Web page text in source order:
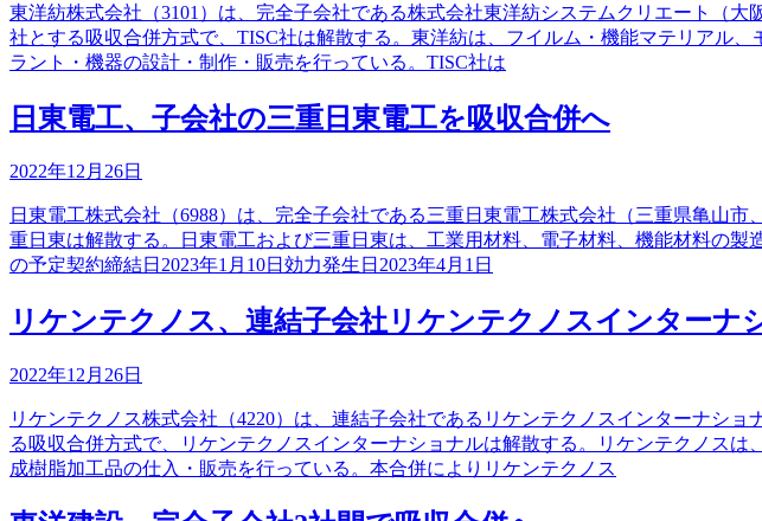
東洋紡株式会社（3101）は、完全子会社である株式会社東洋紡システムクリエート（
社とする吸収合併方式で、TISC社は解散する。東洋紡は、フイルム・機能マテリアル
ラント・機器の設計・制作・販売を行っている。TISC社は
日東電工、子会社の三重日東電工を吸収合併へ
2022年12月26日
日東電工株式会社（6988）は、完全子会社である三重日東電工株式会社（三重県亀山
重日東は解散する。日東電工および三重日東は、工業用材料、電子材料、機能材料の
の予定契約締結日2023年1月10日効力発生日2023年4月1日
リケンテクノス、連結子会社リケンテクノスインターナ
2022年12月26日
リケンテクノス株式会社（4220）は、連結子会社であるリケンテクノスインターナシ
る吸収合併方式で、リケンテクノスインターナショナルは解散する。リケンテクノス
成樹脂加工品の仕入・販売を行っている。本合併によりリケンテクノス